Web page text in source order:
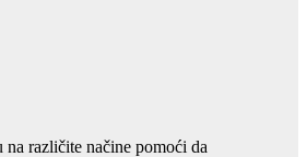
različite načine pomoći da